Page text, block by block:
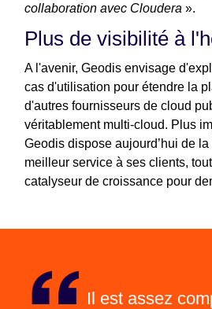
collaboration avec Cloudera ».
Plus de visibilité à
A l'avenir, Geodis envisage
cas d'utilisation pour étendre la
d'autres fournisseurs de cloud
véritablement multi-cloud. Plus
Geodis dispose aujourd’hui de
meilleur service à ses clients,
catalyseur de croissance pour
Il est assez